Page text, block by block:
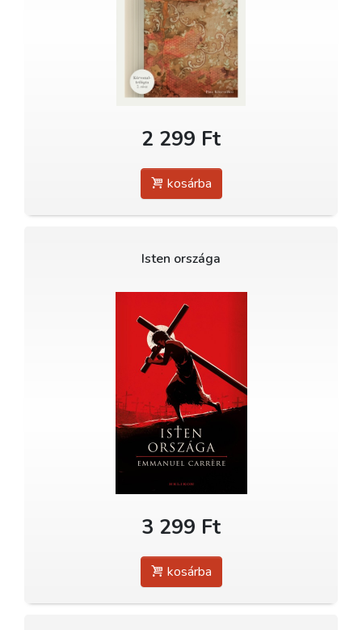
2 299 Ft
kosárba
Isten országa
3 299 Ft
kosárba